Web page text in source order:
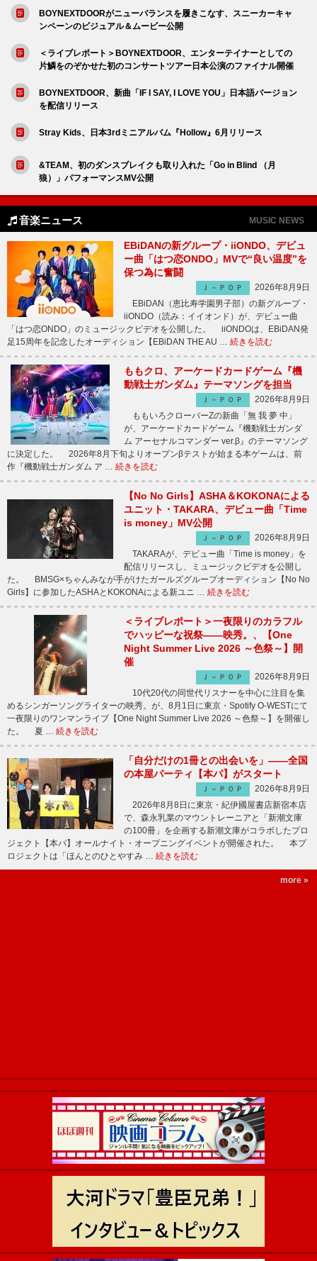
BOYNEXTDOORがニューバランスを履きこなす、スニーカーキャ
ンペーンのビジュアル＆ムービー公開
＜ライブレポート＞BOYNEXTDOOR、エンターテイナーとしての
片鱗をのぞかせた初のコンサートツアー日本公演のファイナル開催
BOYNEXTDOOR、新曲「IF I SAY, I LOVE YOU」日本語バージョン
を配信リリース
Stray Kids、日本3rdミニアルバム『Hollow』6月リリース
&TEAM、初のダンスブレイクも取り入れた「Go in Blind （月
狼）」パフォーマンスMV公開
音楽ニュース MUSIC NEWS
EBiDANの新グループ・iiONDO、デビュ
ー曲「はつ恋ONDO」MVで“良い温度”を
保つ為に奮闘
Ｊ－ＰＯＰ
2026年8月9日
EBiDAN（恵比寿学園男子部）の新グループ・
iiONDO（読み：イイオンド）が、デビュー曲
「はつ恋ONDO」のミュージックビデオを公開した。 iiONDOは、EBiDAN発
足15周年を記念したオーディション【EBiDAN THE AU … 続きを読む
ももクロ、アーケードカードゲーム『機
動戦士ガンダム』テーマソングを担当
Ｊ－ＰＯＰ
2026年8月9日
ももいろクローバーZの新曲「無 我 夢 中」
が、アーケードカードゲーム『機動戦士ガンダ
ム アーセナルコマンダー ver.β』のテーマソング
に決定した。 2026年8月下旬よりオープンβテストが始まる本ゲームは、前
作『機動戦士ガンダム ア … 続きを読む
【No No Girls】ASHA＆KOKONAによる
ユニット・TAKARA、デビュー曲「Time
is money」MV公開
Ｊ－ＰＯＰ
2026年8月9日
TAKARAが、デビュー曲「Time is money」を
配信リリースし、ミュージックビデオを公開し
た。 BMSG×ちゃんみなが手がけたガールズグループオーディション【No No
Girls】に参加したASHAとKOKONAによる新ユニ … 続きを読む
＜ライブレポート＞一夜限りのカラフル
でハッピーな祝祭――映秀。、【One
Night Summer Live 2026 ～色祭～】開
催
Ｊ－ＰＯＰ
2026年8月9日
10代20代の同世代リスナーを中心に注目を集
めるシンガーソングライターの映秀。が、8月1日に東京・Spotify O-WESTにて
一夜限りのワンマンライブ【One Night Summer Live 2026 ～色祭～】を開催し
た。 夏 … 続きを読む
「自分だけの1冊との出会いを」――全国
の本屋パーティ【本パ】がスタート
Ｊ－ＰＯＰ
2026年8月9日
2026年8月8日に東京・紀伊國屋書店新宿本店
で、森永乳業のマウントレーニアと「新潮文庫
の100冊」を企画する新潮文庫がコラボしたプロ
ジェクト【本パ】オールナイト・オープニングイベントが開催された。 本プ
ロジェクトは「ほんとのひとやすみ … 続きを読む
more »